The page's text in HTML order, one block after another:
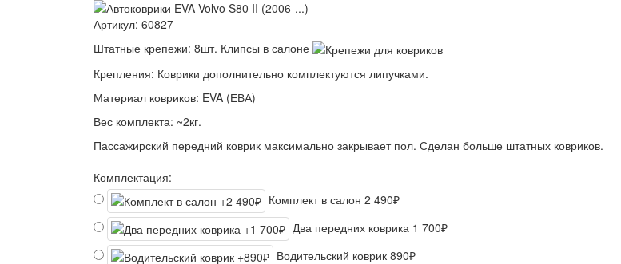
Артикул: 60827
Штатные крепежи: 8шт. Клипсы в салоне
Крепления: Коврики дополнительно комплектуются липучками.
Материал ковриков: EVA (ЕВА)
Вес комплекта: ~2кг.
Пассажирский передний коврик максимально закрывает пол. Сделан больше штатных ковриков.
Комплектация:
Комплект в салон 2 490₽
Два передних коврика 1 700₽
Водительский коврик 890₽